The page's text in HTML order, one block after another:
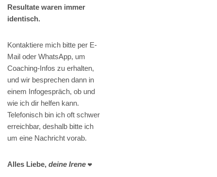
Resultate waren immer
identisch.
Kontaktiere mich bitte per E-
Mail oder WhatsApp, um
Coaching-Infos zu erhalten,
und wir besprechen dann in
einem Infogespräch, ob und
wie ich dir helfen kann.
Telefonisch bin ich oft schwer
erreichbar, deshalb bitte ich
um eine Nachricht vorab.
Alles Liebe, deine Irene ❤️